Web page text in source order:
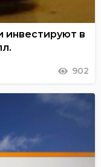
инвестируют в
902